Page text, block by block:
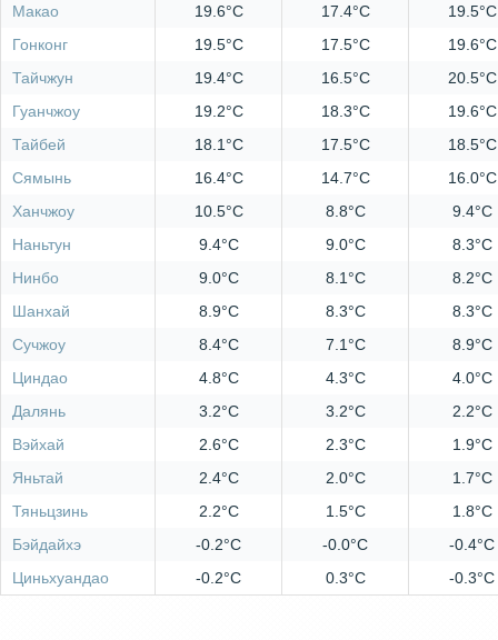
Макао
19.6°C 17.4°C
19.5°C
Гонконг
19.5°C 17.5°C
19.6°C
Тайчжун
19.4°C 16.5°C
20.5°C
Гуанчжоу
19.2°C 18.3°C
19.6°C
Тайбей
18.1°C 17.5°C
18.5°C
Сямынь
16.4°C 14.7°C
16.0°C
Ханчжоу
10.5°C 8.8°C
9.4°C
Наньтун
9.4°C 9.0°C
8.3°C
Нинбо
9.0°C 8.1°C
8.2°C
Шанхай
8.9°C 8.3°C
8.3°C
Сучжоу
8.4°C 7.1°C
8.9°C
Циндао
4.8°C 4.3°C
4.0°C
Далянь
3.2°C 3.2°C
2.2°C
Вэйхай
2.6°C 2.3°C
1.9°C
Яньтай
2.4°C 2.0°C
1.7°C
Тяньцзинь
2.2°C 1.5°C
1.8°C
Бэйдайхэ
-0.2°C -0.0°C
-0.4°C
Циньхуандао
-0.2°C 0.3°C -0.3°C